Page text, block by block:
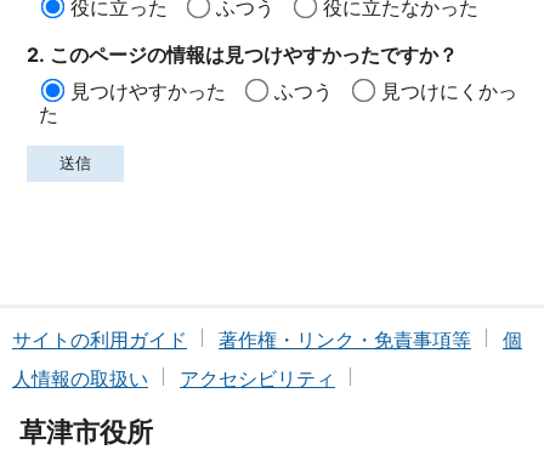
役に立った
ふつう
役に立たなかった
2. このページの情報は見つけやすかったですか？
見つけやすかった
ふつう
見つけにくかっ
た
サイトの利用ガイド 著作権・リンク・免責事項等
個
人情報の取扱い
アクセシビリティ
草津市役所